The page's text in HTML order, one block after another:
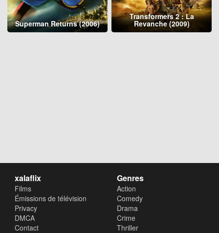
Superman Returns (2006)
Transformers 2 : La
Revanche (2009)
xalaflix
Films
Émissions de télévision
Privacy
DMCA
Contact
Genres
Action
Comedy
Drama
Crime
Thriller